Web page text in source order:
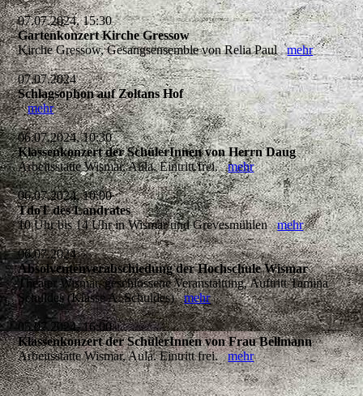
07.07.2024, 15:30
Gartenkonzert Kirche Gressow
Kirche Gressow, Gesangsensemble von Relia Paulmehr
07.07.2024
Schlagsophon auf Zoltans Hof
mehr
06.07.2024, 10:30
Klassenkonzert der SchülerInnen von Herrn Daug
Arbeitsstätte Wismar, Aula. Eintritt frei.mehr
06.07.2024, 10:00
TdoT des Landrates
10 Uhr bis 14 Uhr in Wismar und Grevesmühlenmehr
06.07.2024
Absolventenverabschiedung der Hochschule Wismar
Theater Wismar, geschlossene Veranstaltung, Auftritt Tamina
Schuldes (Klasse A. Schuldes)mehr
05.07.2024, 16:00
Klassenkonzert der SchülerInnen von Frau Bellmann
Arbeitsstätte Wismar, Aula. Eintritt frei.mehr